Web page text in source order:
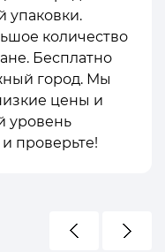
упаковки.
количество
Бесплатно
город. Мы
цены и
уровень
проверьте!